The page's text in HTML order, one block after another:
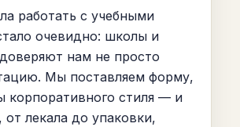
работать с учебными
очевидно: школы и
нам не просто
Мы поставляем форму,
корпоративного стиля — и
от лекала до упаковки,